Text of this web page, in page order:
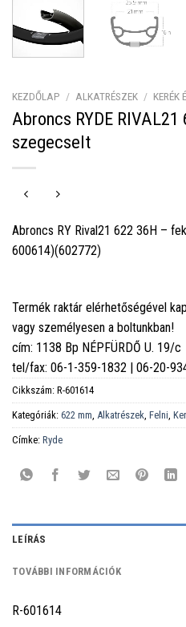
KEZDŐLAP / ALKATRÉSZEK / KERÉK
Abroncs RYDE
szegecselt
Abroncs RY Rival21 622 36H –
600614)(602772)
Termék raktár elérhetőségével
vagy személyesen a boltunkban!
cím: 1138 Bp NÉPFÜRDŐ U. 19/c
tel/fax: 06-1-359-1832 | 06-20-
Cikkszám: R-601614
Kategóriák: 622 mm Alkatrészek Felni
Címke: Ryde
LEÍRÁS
TOVÁBBI INFORMÁCIÓK
R-601614